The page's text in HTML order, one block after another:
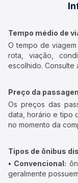
Tempo médio de
O tempo de
rota, viação,
escolhido. Consulte
Preço da
Os preços das
data, horário e tipo
no momento da
Tipos de ônibus
• Convencional:
geralmente